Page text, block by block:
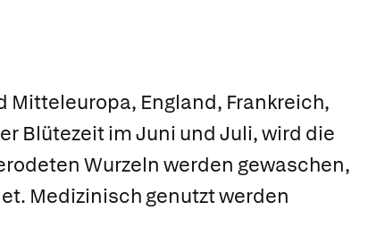
England, Frankreich,
Blütezeit im Juni und Juli, wird die
Wurzeln werden gewaschen,
Medizinisch genutzt werden